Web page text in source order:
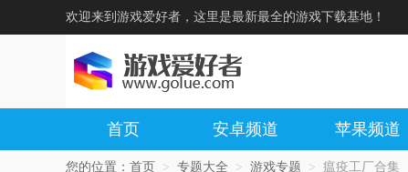
欢迎来到游戏爱好者，这里是最新最全的游戏下载基地！
首页 安卓频道 苹果频道
您的位置： 首页 > 专题大全 > 游戏专题 > 瘟疫工厂合集